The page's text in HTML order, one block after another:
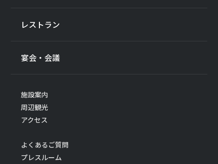
レストラン
宴会・会議
施設案内
周辺観光
アクセス
よくあるご質問
プレスルーム